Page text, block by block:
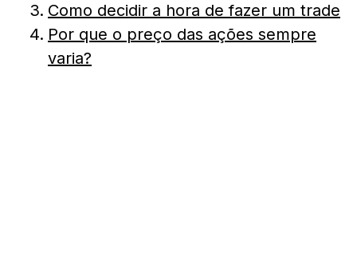
Como decidir a hora de fazer um trade
Por que o preço das ações sempre
varia?